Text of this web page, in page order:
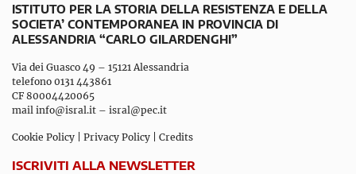
ISTITUTO PER LA STORIA DELLA RESISTENZA E DELLA
SOCIETA’ CONTEMPORANEA IN PROVINCIA DI
ALESSANDRIA “CARLO GILARDENGHI”
Via dei Guasco 49 – 15121 Alessandria
telefono 0131 443861
CF 80004420065
mail info@isral.it – isral@pec.it
Cookie Policy Privacy Policy Credits
ISCRIVITI ALLA NEWSLETTER